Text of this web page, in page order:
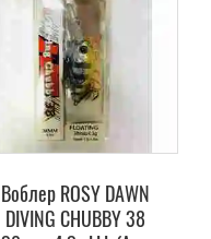
Воблер ROSY DAWN
DIVING CHUBBY 38